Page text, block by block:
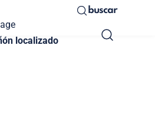
buscar
localizado